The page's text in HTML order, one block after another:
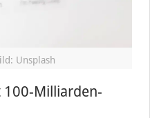
Unsplash
100-Milliarden-